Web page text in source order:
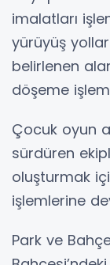
imalatları
yürüyüş
belirlenen
döşeme
Çocuk oyun
sürdüren
oluşturmak
işlemlerine
Park ve